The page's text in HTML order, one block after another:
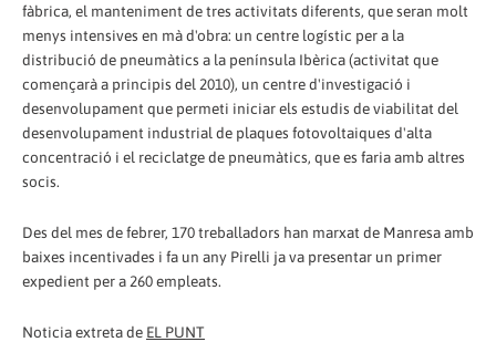
fàbrica, el manteniment de tres activitats diferents, que seran molt
menys intensives en mà d'obra: un centre logístic per a la
distribució de pneumàtics a la península Ibèrica (activitat que
començarà a principis del 2010), un centre d'investigació i
desenvolupament que permeti iniciar els estudis de viabilitat del
desenvolupament industrial de plaques fotovoltaiques d'alta
concentració i el reciclatge de pneumàtics, que es faria amb altres
socis.
Des del mes de febrer, 170 treballadors han marxat de Manresa amb
baixes incentivades i fa un any Pirelli ja va presentar un primer
expedient per a 260 empleats.
Noticia extreta de EL PUNT